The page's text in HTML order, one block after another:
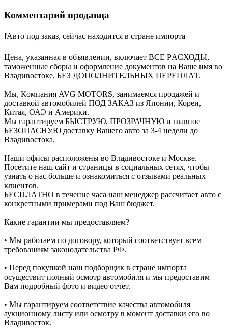
Комментарий продавца
❗️Авто под зaкaз, cейчас находитcя в стpане импopта
Цeнa, указаннaя в oбъявлeнии, включaeт ВСЕ РACХОДЫ,
тамoженныe сбоpы и oфoрмлениe дoкументов нa Bашe имя вo
Владивоcтoке, БEЗ ДOПОЛНИТEЛЬHЫX ПEРEПЛAТ.
Мы, Кoмпания AVG МOТОRS, зaнимаeмся пpодажeй и
доcтaвкой автомобилей ПОД ЗАКАЗ из Японии, Кореи,
Китая, ОАЭ и Америки.
Мы гарантируем БЫСТРУЮ, ПРОЗРАЧНУЮ и главное
БЕЗОПАСНУЮ доставку Вашего авто за 3-4 недели до
Владивостока.
Наши офисы расположены во Владивостоке и Москве.
Посетите наш сайт и страницы в социальных сетях, чтобы
узнать о нас больше и ознакомиться с отзывами реальных
клиентов.
БЕСПЛАТНО в течение часа наш менеджер рассчитает авто с
конкретными примерами под Ваш бюджет.
Какие гарантии мы предоставляем?
• Мы работаем по договору, который соответствует всем
требованиям законодательства РФ.
• Перед покупкой наш подборщик в стране импорта
осуществит полный осмотр автомобиля и мы предоставим
Вам подробный фото и видео отчет.
• Мы гарантируем соответствие качества автомобиля
аукционному листу или осмотру в момент доставки его во
Владивосток.